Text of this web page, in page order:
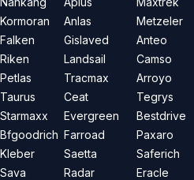
Kormoran
Falken
Riken
Petlas
Taurus
Starmaxx
Bfgoodrich
Kleber
Sava
Anlas
Gislaved
Landsail
Tracmax
Ceat
Evergreen
Farroad
Saetta
Radar
Metzeler
Anteo
Camso
Arroyo
Tegrys
Bestdrive
Paxaro
Saferich
Eracle